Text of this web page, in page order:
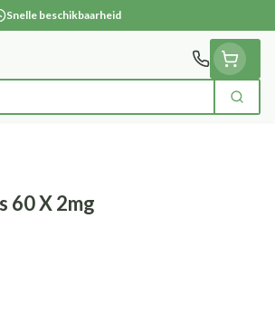
Snelle beschikbaarheid
Zoek
60 X 2mg